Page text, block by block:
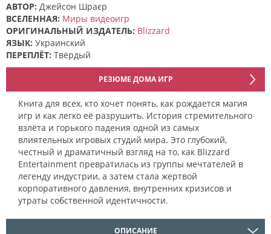
АВТОР: Джейсон Шраєр
ВСЕЛЕННАЯ: Миры видеоигр
ОРИГИНАЛЬНЫЙ ИЗДАТЕЛЬ: Blizzard
ЯЗЫК: Украинский
ПЕРЕПЛЁТ: Твёрдый
РЕЗЮМЕ ДОМА ИГР
Книга для всех, кто хочет понять, как рождается магия
игр и как легко её разрушить. История стремительного
взлёта и горького падения одной из самых
влиятельных игровых студий мира. Это глубокий,
честный и драматичный взгляд на то, как Blizzard
Entertainment превратилась из группы мечтателей в
легенду индустрии, а затем стала жертвой
корпоративного давления, внутренних кризисов и
утраты собственной идентичности.
ОПИСАНИЕ